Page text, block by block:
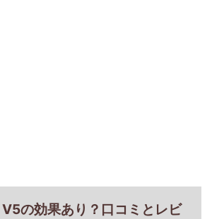
の効果あり？口コミとレビ